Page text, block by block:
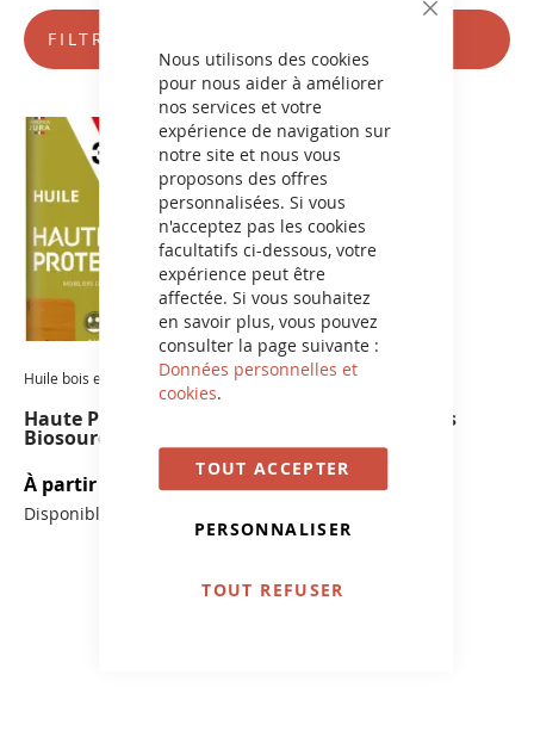
CLOSE
Nous utilisons des cookies
pour nous aider à améliorer
nos services et votre
expérience de navigation sur
notre site et nous vous
proposons des offres
personnalisées. Si vous
n'acceptez pas les cookies
facultatifs ci-dessous, votre
expérience peut être
affectée. Si vous souhaitez
en savoir plus, vous pouvez
consulter la page suivante :
Données personnelles et
cookies.
TOUT ACCEPTER
PERSONNALISER
TOUT REFUSER
Huile bois extérieur
Haute Protection
Biosourcée
À partir de
20,70 €
Disponible en 8 couleurs
Préparation Bois Extérieur
Dégriseur Mobiliers
À partir de13,00 €
FILTRES